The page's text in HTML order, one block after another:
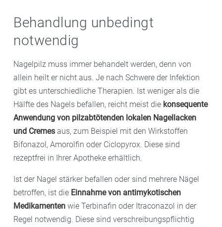
Behandlung unbedingt
notwendig
Nagelpilz muss immer behandelt werden, denn von
allein heilt er nicht aus. Je nach Schwere der Infektion
gibt es unterschiedliche Therapien. Ist weniger als die
Hälfte des Nagels befallen, reicht meist die konsequente
Anwendung von pilzabtötenden lokalen Nagellacken
und Cremes aus, zum Beispiel mit den Wirkstoffen
Bifonazol, Amorolfin oder Ciclopyrox. Diese sind
rezeptfrei in Ihrer Apotheke erhältlich.
Ist der Nagel stärker befallen oder sind mehrere Nägel
betroffen, ist die Einnahme von antimykotischen
Medikamenten wie Terbinafin oder Itraconazol in der
Regel notwendig. Diese sind verschreibungspflichtig